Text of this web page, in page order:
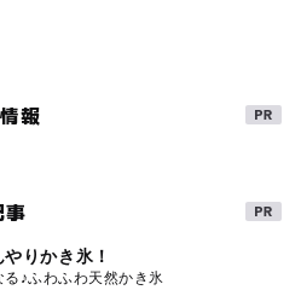
報
事
りかき氷！
♪ふわふわ天然かき氷